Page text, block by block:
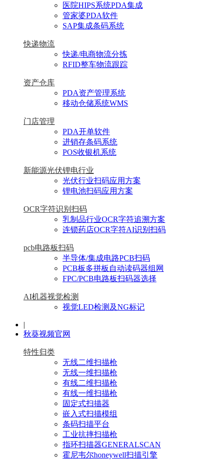
医院HIPS系统PDA集成
管家婆PDA软件
SAP集成条码系统
快递物流
快递/电商物流分拣
RFID整车物流跟踪
资产仓库
PDA资产管理系统
移动仓储系统WMS
门店管理
PDA开单软件
进销存条码系统
POS收银机系统
新能源光伏锂电行业
光伏行业扫码应用方案
锂电池扫码应用方案
OCR字符识别扫码
乳制品行业OCR字符追溯方案
连锁药店OCR字符AI识别扫码
pcb电路板扫码
半导体/集成电路PCB扫码
PCB板多拼板自动读码器组网
FPC/PCB电路板扫码器选择
AI机器视觉检测
视觉LED检测及NG标记
|
秋葵视频官网
特性归类
无线二维扫描枪
无线一维扫描枪
有线二维扫描枪
有线一维扫描枪
固定式扫描器
嵌入式扫描模组
条码扫描平台
工业抗摔扫描枪
指环扫描器GENERALSCAN
霍尼韦尔honeywell扫描引擎